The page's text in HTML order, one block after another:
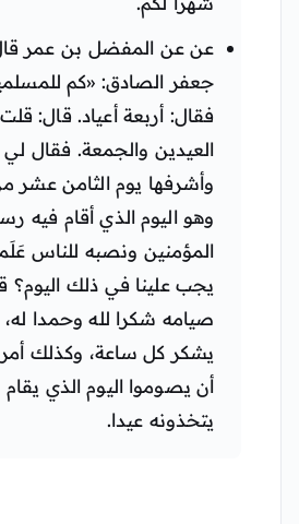
عن عن المفضل بن عمر
جعفر الصادق: «كم
فقال: أربعة أعياد. قال:
العيدين والجمعة. فقال
وأشرفها يوم الثامن عشر
وهو اليوم الذي أقام فيه
المؤمنين ونصبه للناس
يجب علينا في ذلك اليوم؟
صيامه شكرا لله وحمدا
يشكر كل ساعة، وكذلك أمرت
أن يصوموا اليوم الذي
يتخذونه عيدا.